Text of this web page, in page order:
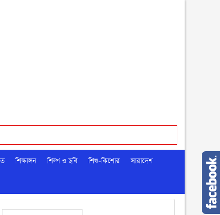
শিক্ষাঙ্গন শিল্প ও ছবি শিশু-কিশোর সারাদেশ